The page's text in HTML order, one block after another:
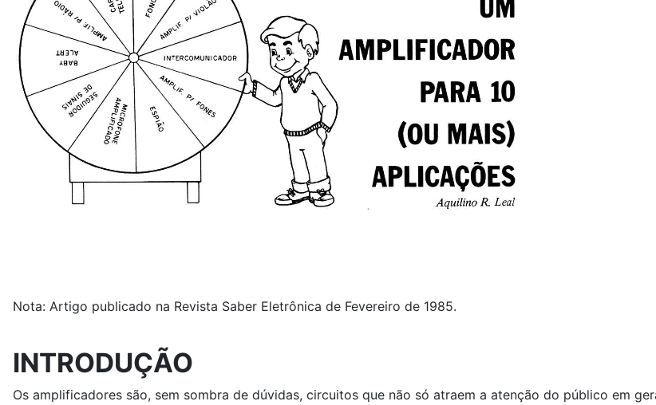
Nota: Artigo publicado na Revista Saber Eletrônica de Fevereiro de 1985.
INTRODUÇÃO
Os amplificadores são, sem sombra de dúvidas, circuitos que não só atraem a atenção do público em